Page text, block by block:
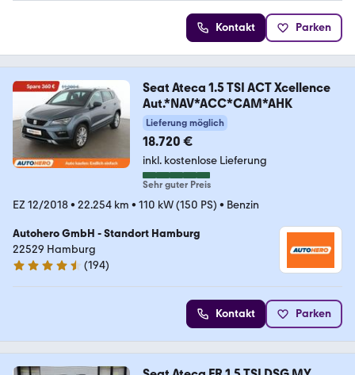
Kontakt Parken
Seat Ateca 1.5 TSI ACT Xcellence
Aut.*NAV*ACC*CAM*AHK
Lieferung möglich
18.720 €
inkl. kostenlose Lieferung
Sehr guter Preis
EZ 12/2018• 22.254 km • 110 kW (150 PS) • Benzin
Autohero GmbH - Standort Hamburg
22529 Hamburg
4.6 Sterne
(194)
Kontakt Parken